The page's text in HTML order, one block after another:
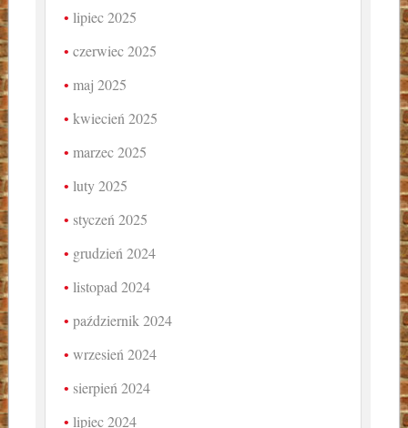
lipiec 2025
czerwiec 2025
maj 2025
kwiecień 2025
marzec 2025
luty 2025
styczeń 2025
grudzień 2024
listopad 2024
październik 2024
wrzesień 2024
sierpień 2024
lipiec 2024